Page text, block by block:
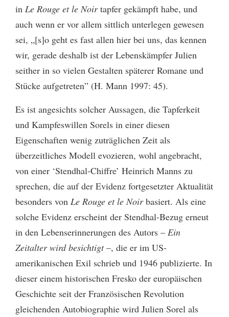
in Le Rouge et le Noirtapfer gekämpft habe, und
auch wenn er vor allem sittlich unterlegen gewesen
sei, „[s]o geht es fast allen hier bei uns, das kennen
wir, gerade deshalb ist der Lebenskämpfer Julien
seither in so vielen Gestalten späterer Romane und
Stücke aufgetreten” (H. Mann 1997: 45).
Es ist angesichts solcher Aussagen, die Tapferkeit
und Kampfeswillen Sorels in einer diesen
Eigenschaften wenig zuträglichen Zeit als
überzeitliches Modell evozieren, wohl angebracht,
von einer ‘Stendhal-Chiffre’ Heinrich Manns zu
sprechen, die auf der Evidenz fortgesetzter Aktualität
besonders von Le Rouge et le Noirbasiert. Als eine
solche Evidenz erscheint der Stendhal-Bezug erneut
in den Lebenserinnerungen des Autors – Ein
Zeitalter wird besichtigt–, die er im US-
amerikanischen Exil schrieb und 1946 publizierte. In
dieser einem historischen Fresko der europäischen
Geschichte seit der Französischen Revolution
gleichenden Autobiographie wird Julien Sorel als